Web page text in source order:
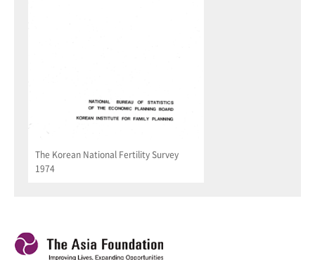
The Korean National Fertility Survey
1974